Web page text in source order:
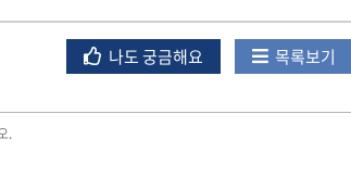
나도 궁금해요 목록보기